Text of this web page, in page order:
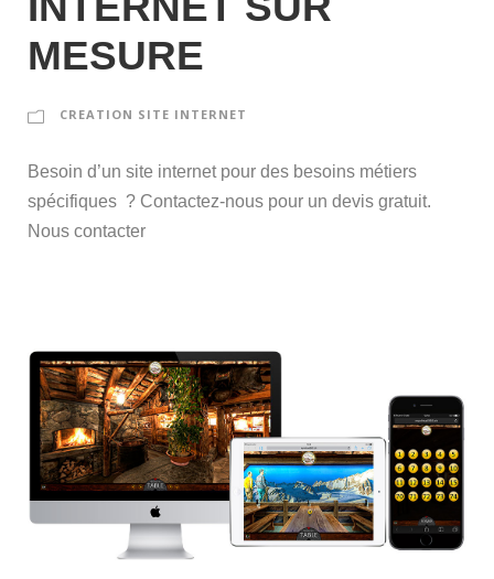
MESURE
CREATION SITE INTERNET
Besoin d’un site internet pour des besoins métiers
spécifiques ? Contactez-nous pour un devis gratuit.
Nous contacter